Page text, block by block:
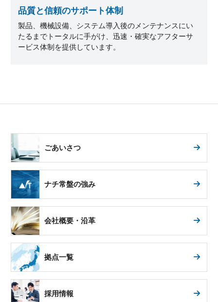
品質と信頼のサポート体制
製品、機械設備、システム導入後のメンテナンスにい
たるまでトータルに手がけ、迅速・確実なアフターサ
ービス体制を提供しています。
ごあいさつ
ナチ常盤の強み
会社概要・沿革
拠点一覧
採用情報